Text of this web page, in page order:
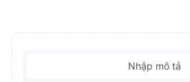
Nhập mô tả